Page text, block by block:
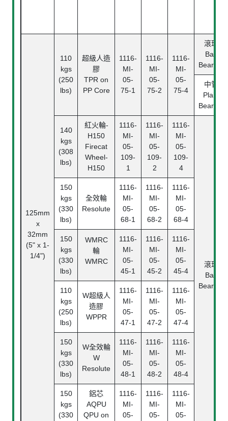
125mm
x
32mm
(5" x 1-
1/4")
110
kgs
(250
lbs)
超級人造
膠
TPR on
PP Core
1116-
MI-
05-
75-1
1116-
MI-
05-
75-2
1116-
MI-
05-
75-4
滾珠
Ball
Bearing
中管
Plain
Bearing
140
kgs
(308
lbs)
紅火輪-
H150
Firecat
Wheel-
H150
1116-
MI-
05-
109-
1
1116-
MI-
05-
109-
2
1116-
MI-
05-
109-
4
滾珠
Ball
Bearing
150
kgs
(330
lbs)
全效輪
Resolute
1116-
MI-
05-
68-1
1116-
MI-
05-
68-2
1116-
MI-
05-
68-4
150
kgs
(330
lbs)
WMRC
輪
WMRC
1116-
MI-
05-
45-1
1116-
MI-
05-
45-2
1116-
MI-
05-
45-4
110
kgs
(250
lbs)
W超級人
造膠
WPPR
1116-
MI-
05-
47-1
1116-
MI-
05-
47-2
1116-
MI-
05-
47-4
150
kgs
(330
lbs)
W全效輪
W
Resolute
1116-
MI-
05-
48-1
1116-
MI-
05-
48-2
1116-
MI-
05-
48-4
150
kgs
(330
鋁芯
AQPU
QPU on
1116-
MI-
05-
1116-
MI-
05-
1116-
MI-
05-